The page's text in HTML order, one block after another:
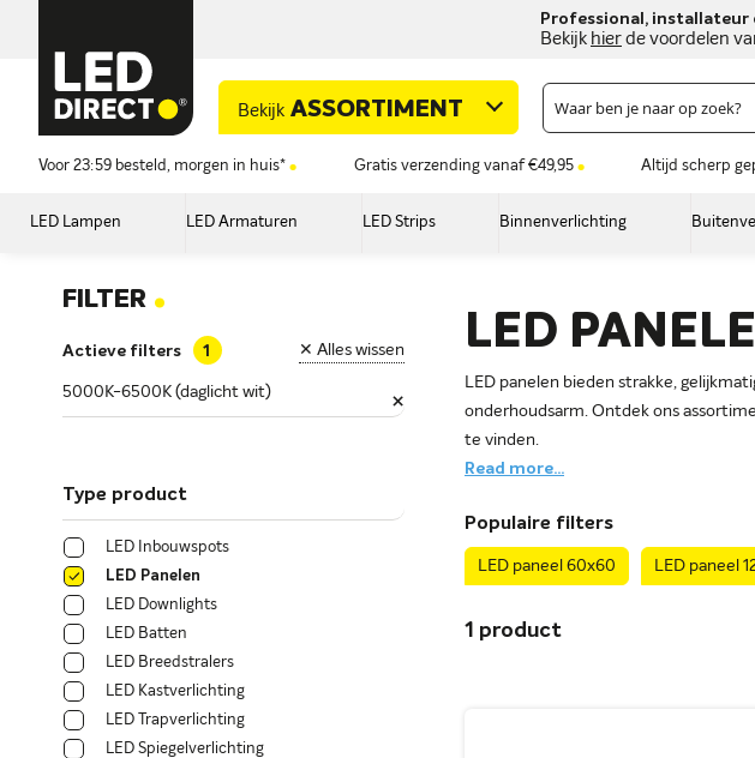
Professional, installateur
Bekijk hier de voordelen
Bekijk ASSORTIMENT
Voor 23:59 besteld, morgen in huis* Gratis verzending vanaf €49,95 Altijd scherp
LED Lampen LED Armaturen LED Strips Binnenverlichting
LED
LED panelen bieden strakke,
onderhoudsarm. Ontdek ons
te vinden.
Read more...
Populaire filters
LED paneel 60x60 LED paneel
1 product
FILTER .
✕ Alles wissen
Actieve filters
5000K-6500K (daglicht wit) ×
Type product
LED Inbouwspots
LED Panelen
LED Downlights
LED Batten
LED Breedstralers
LED Kastverlichting
LED Trapverlichting
LED Spiegelverlichting